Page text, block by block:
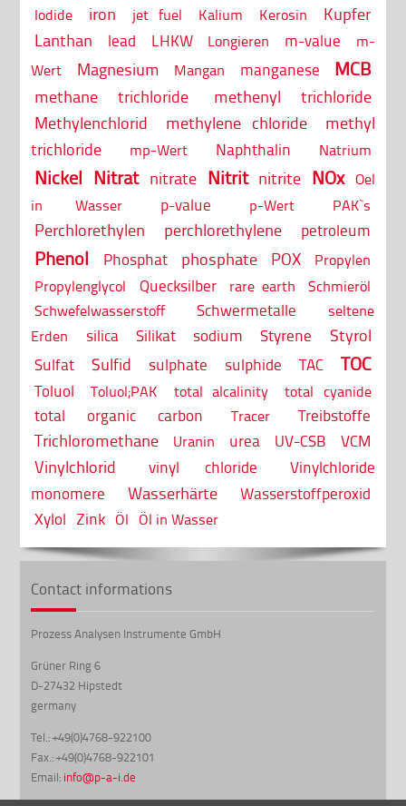
Iodide
iron jet fuel Kalium Kerosin
Kupfer
Lanthan
lead LHKW Longieren m-value
m-
Wert
Magnesium Mangan manganese MCB
methane trichloride
methenyl trichloride
Methylenchlorid
methylene chloride
methyl
trichloride
mp-Wert Naphthalin Natrium
Nickel Nitrat nitrate Nitrit nitrite NOx Oel
in Wasser
p-value p-Wert PAK`s
Perchlorethylen perchlorethylene petroleum
Phenol Phosphat phosphate POX
Propylen
Propylenglycol
Quecksilber rare earth
Schmieröl
Schwefelwasserstoff
Schwermetalle
seltene
Erden
silica Silikat sodium Styrene Styrol
Sulfat Sulfid sulphate sulphide TAC TOC
Toluol Toluol;PAK total alcalinity total cyanide
total organic carbon Tracer Treibstoffe
Trichloromethane Uranin urea UV-CSB VCM
Vinylchlorid vinyl chloride
Vinylchloride
monomere
Wasserhärte
Wasserstoffperoxid
Xylol Zink Öl Öl in Wasser
Contact informations
Prozess Analysen Instrumente GmbH
Grüner Ring 6
D-27432 Hipstedt
germany
Tel.: +49(0)4768-922100
Fax.: +49(0)4768-922101
Email: info@p-a-i.de